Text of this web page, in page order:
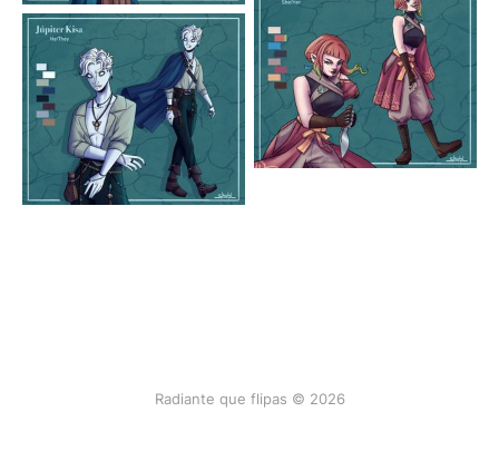
Radiante que flipas © 2026